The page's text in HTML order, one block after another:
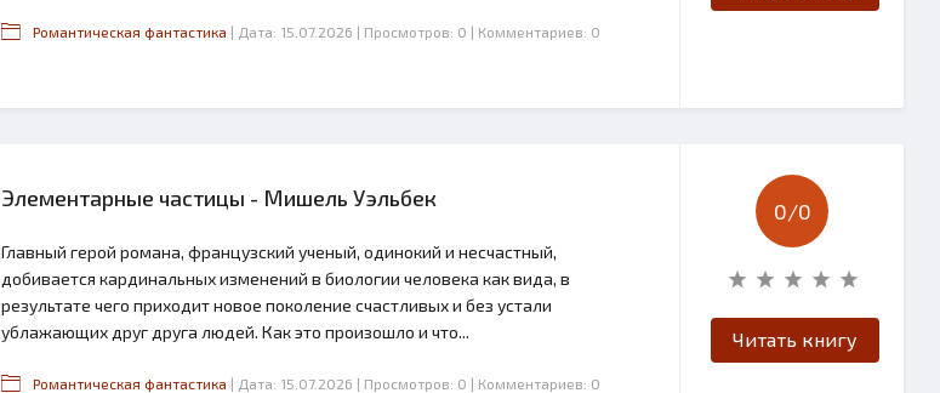
Романтическая фантастика | Дата: 15.07.2026 | Просмотров: 0 | Комментариев: 0
Элементарные частицы - Мишель Уэльбек
Главный герой романа, французский ученый, одинокий и несчастный,
добивается кардинальных изменений в биологии человека как вида, в
результате чего приходит новое поколение счастливых и без устали
ублажающих друг друга людей. Как это произошло и что...
Романтическая фантастика | Дата: 15.07.2026 | Просмотров: 0 | Комментариев: 0
0/0
Читать книгу